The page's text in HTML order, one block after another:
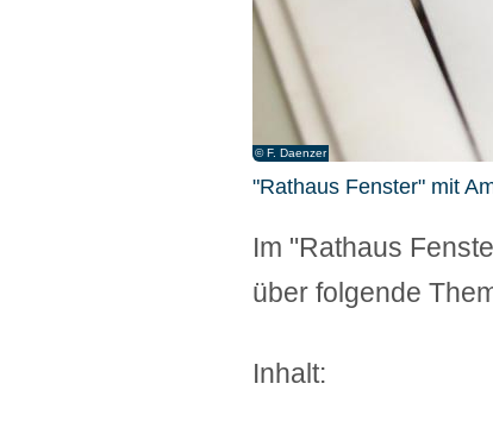
© F. Daenzer
"Rathaus Fenster" mit
Im "Rathaus
über folgende
Inhalt: